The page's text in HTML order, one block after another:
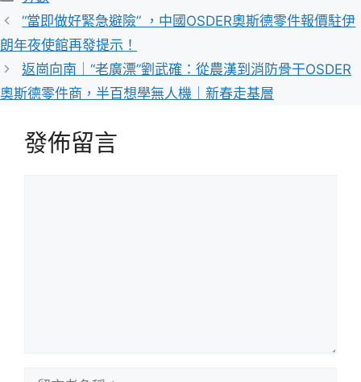
類
“當即做好緊急避險” ，中國OSDER奧斯德零件報價駐伊
朗年夜使館再發提示！
返崗向南｜“老廣漂”劉武確：從農漢到消防骨干OSDER
奧斯德零件商，半百想學無人機｜新春走基層
發佈留言